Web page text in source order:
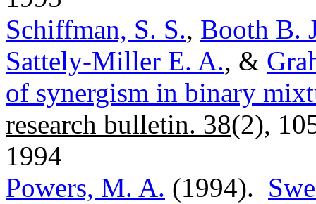
Schiffman, S. S., Booth B.
Sattely-Miller E. A., &
of synergism in binary
research bulletin. 38(2),
1994
Powers, M. A. (1994).